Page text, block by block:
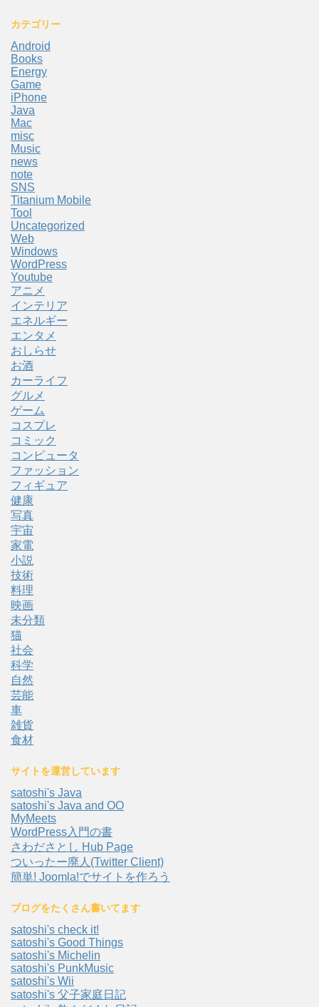
カテゴリー
Android
Books
Energy
Game
iPhone
Java
Mac
misc
Music
news
note
SNS
Titanium Mobile
Tool
Uncategorized
Web
Windows
WordPress
Youtube
アニメ
インテリア
エネルギー
エンタメ
おしらせ
お酒
カーライフ
グルメ
ゲーム
コスプレ
コミック
コンピュータ
ファッション
フィギュア
健康
写真
宇宙
家電
小説
技術
料理
映画
未分類
猫
社会
科学
自然
芸能
車
雑貨
食材
サイトを運営しています
satoshi's Java
satoshi's Java and OO
MyMeets
WordPress入門の書
さわださとし Hub Page
ついったー廃人(Twitter Client)
簡単! Joomla!でサイトを作ろう
ブログをたくさん書いてます
satoshi's check it!
satoshi's Good Things
satoshi's Michelin
satoshi's PunkMusic
satoshi's Wii
satoshi's 父子家庭日記